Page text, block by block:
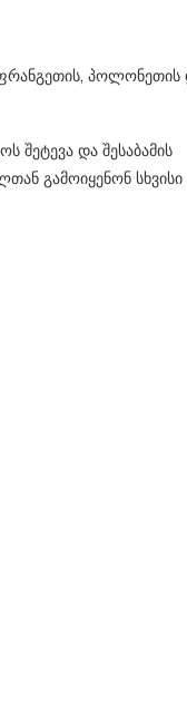
პოლონეთის
შეტევა და შესაბამის
გამოიყენონ სხვისი